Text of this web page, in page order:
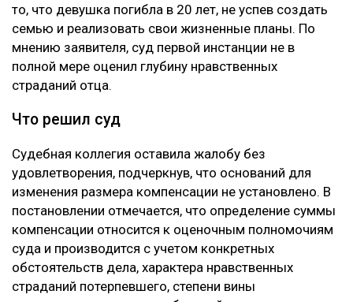
то, что девушка погибла в 20 лет, не успев создать
семью и реализовать свои жизненные планы. По
мнению заявителя, суд первой инстанции не в
полной мере оценил глубину нравственных
страданий отца.
Что решил суд
Судебная коллегия оставила жалобу без
удовлетворения, подчеркнув, что оснований для
изменения размера компенсации не установлено. В
постановлении отмечается, что определение суммы
компенсации относится к оценочным полномочиям
суда и производится с учетом конкретных
обстоятельств дела, характера нравственных
страданий потерпевшего, степени вины